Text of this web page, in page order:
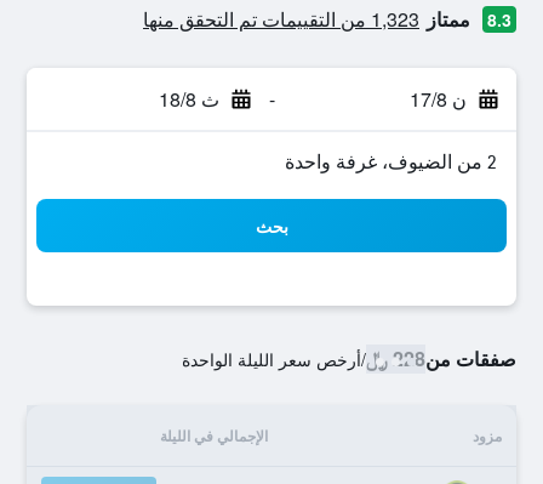
8.3 ممتاز 1,323 من التقييمات تم التحقق منها
ن 17/8 - ث 18/8
2 من الضيوف، غرفة واحدة
بحث
صفقات من228 ﷼ /أرخص سعر الليلة الواحدة
مزود الإجمالي في الليلة